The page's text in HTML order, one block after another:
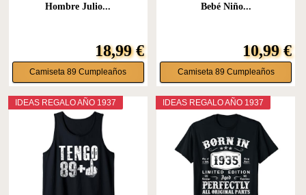
Hombre Julio...
18,99 €
Camiseta 89 Cumpleaños
Bebé Niño...
10,99 €
Camiseta 89 Cumpleaños
IDEAS REGALO AÑO 1937 IDEAS REGALO AÑO 1937